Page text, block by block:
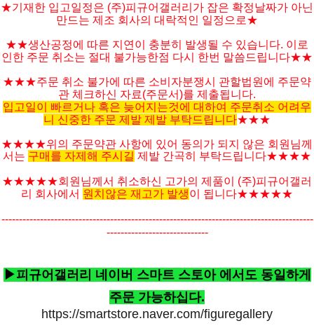
★기재한 입고일정은 (주)피규어갤러리가 잡은 확정날짜가 아닌
만드는 제조 회사의 대락적인 일정으로★
★★생산공정에 따른 지연이 충분히 발생될 수 있습니다. 이로
인한 주문 취소는 절대 불가능한점 다시 한번 말씀드립니다★★
★★★주문 취소 불가에 따른 소비자분쟁시 관할법원에 주문약
관 체크하신 자료(주문서)를 제출됩니다.
입고일이 빠르거나 혹은 늦어지는것에 대하여 주문취소 어려우
니 신중한 주문 제발 제발 부탁드립니다★★★
★★★★위의 주문약관 사항에 있어 동의가 되지 않은 회원님께
서는 구매를 자제해 주시길 제발 간곡히 부탁드립니다★★★★
★★★★★회원님께서 취소하신 고가의 제품이 (주)피규어갤러
리 회사에서 원치않은 재고가 발생이 됩니다★★★★★
-----------------------------------------------------------------------------------------
-----------------------------
▶피규어갤러리 네이버 스마트 스토아 에서도 동일하게
주문 가능하십다.
https://smartstore.naver.com/figuregallery